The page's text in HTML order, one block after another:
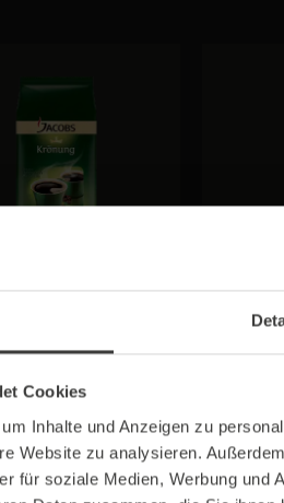
Cookies
Inhalte und Anzeigen zu
Website zu analysieren.
für soziale Medien, Werbung und
●●●○○
32,99 €*